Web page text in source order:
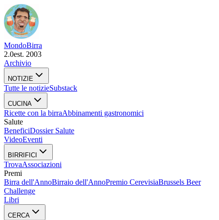
MondoBirra
2.0est. 2003
Archivio
NOTIZIE
Tutte le notizieSubstack
CUCINA
Ricette con la birraAbbinamenti gastronomici
Salute
BeneficiDossier Salute
VideoEventi
BIRRIFICI
TrovaAssociazioni
Premi
Birra dell'AnnoBirraio dell'AnnoPremio CerevisiaBrussels Beer
Challenge
Libri
CERCA